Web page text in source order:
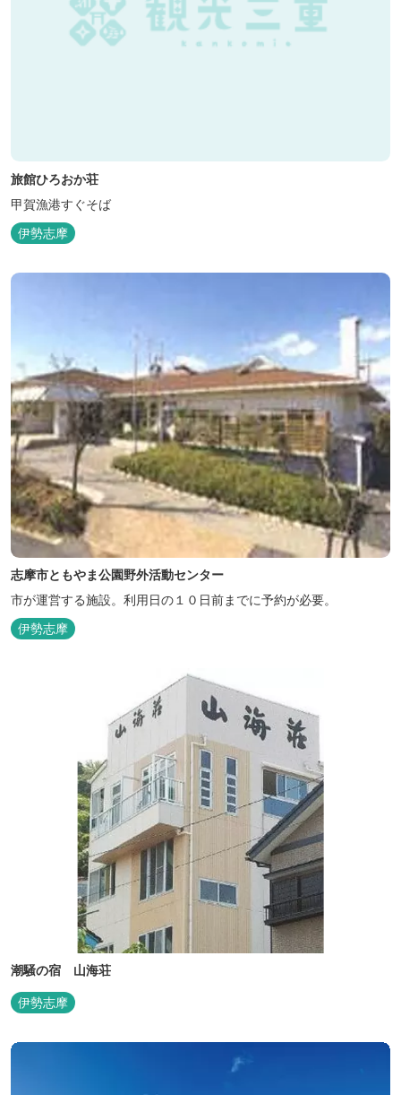
旅館ひろおか荘
甲賀漁港すぐそば
伊勢志摩
志摩市ともやま公園野外活動センター
市が運営する施設。利用日の１０日前までに予約が必要。
伊勢志摩
潮騒の宿 山海荘
伊勢志摩